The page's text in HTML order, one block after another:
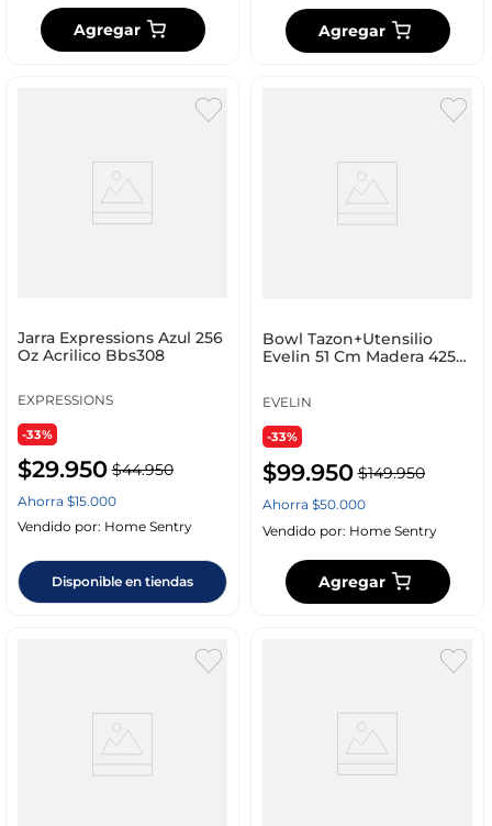
Agregar Agregar
Jarra Expressions Azul 256
Oz Acrilico Bbs308
EXPRESSIONS
-33%
$29.950 $44.950
Ahorra $15.000
Vendido por: Home Sentry
Disponible en tiendas
Bowl Tazon+Utensilio
Evelin 51 Cm Madera 4250
EVELIN
-33%
$99.950 $149.950
Ahorra $50.000
Vendido por: Home Sentry
Agregar